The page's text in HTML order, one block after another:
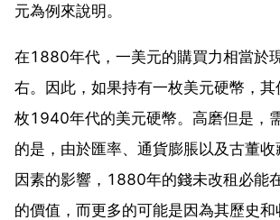
元為例來說明。
在1880年代，一美元的購買力相當於
右。因此，如果持有一枚美元硬幣，
枚1940年代的美元硬幣。高磨但是，
的是，由於匯率、通貨膨脹以及古董
因素的影響，1880年的錢未改租必能
的價值，而更多的可能是因為其歷史